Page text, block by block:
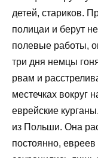
детей, стариков.
полицаи и берут
полевые работы,
три дня немцы
рвам и
местечках вокруг
еврейские
из Польши. Она
постоянно,